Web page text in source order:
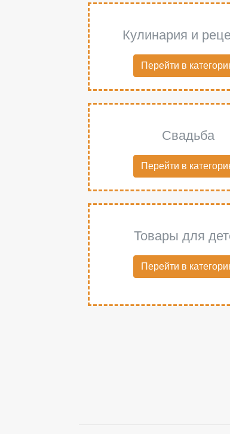
Кулинария и
Перейти в
Свадьба
Перейти в
Товары для
Перейти в